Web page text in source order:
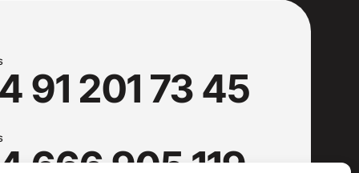
91 201 73 45